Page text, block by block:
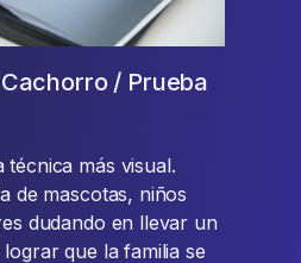
/ Prueba
más visual.
de mascotas, niños
dudando en llevar un
que la familia se